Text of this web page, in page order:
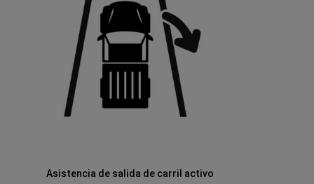
Asistencia de salida de carril activo